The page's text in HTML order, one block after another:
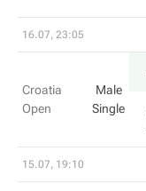
16.07, 23:05
Croatia
Open
Male
Single
15.07, 19:10